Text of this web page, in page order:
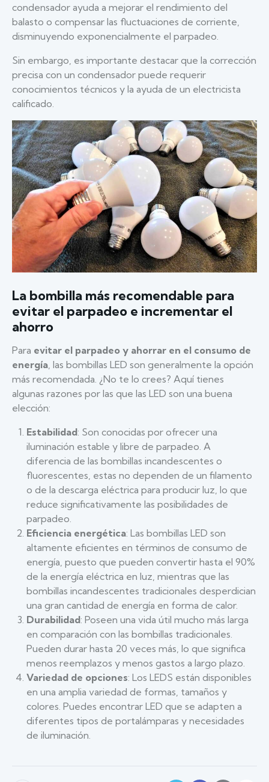
condensador ayuda a mejorar el rendimiento del
balasto o compensar las fluctuaciones de corriente,
disminuyendo exponencialmente el parpadeo.
Sin embargo, es importante destacar que la corrección
precisa con un condensador puede requerir
conocimientos técnicos y la ayuda de un electricista
calificado.
La bombilla más recomendable para
evitar el parpadeo e incrementar el
ahorro
Para evitar el parpadeo y ahorrar en el consumo de
energía, las bombillas LED son generalmente la opción
más recomendada. ¿No te lo crees? Aquí tienes
algunas razones por las que las LED son una buena
elección:
Estabilidad: Son conocidas por ofrecer una
iluminación estable y libre de parpadeo. A
diferencia de las bombillas incandescentes o
fluorescentes, estas no dependen de un filamento
o de la descarga eléctrica para producir luz, lo que
reduce significativamente las posibilidades de
parpadeo.
Eficiencia energética: Las bombillas LED son
altamente eficientes en términos de consumo de
energía, puesto que pueden convertir hasta el 90%
de la energía eléctrica en luz, mientras que las
bombillas incandescentes tradicionales desperdician
una gran cantidad de energía en forma de calor.
Durabilidad: Poseen una vida útil mucho más larga
en comparación con las bombillas tradicionales.
Pueden durar hasta 20 veces más, lo que significa
menos reemplazos y menos gastos a largo plazo.
Variedad de opciones: Los LEDS están disponibles
en una amplia variedad de formas, tamaños y
colores. Puedes encontrar LED que se adapten a
diferentes tipos de portalámparas y necesidades
de iluminación.